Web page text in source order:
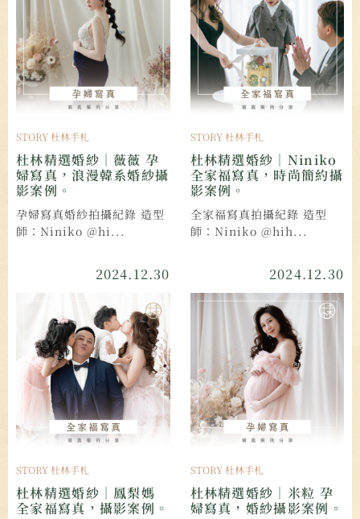
STORY 杜林手札
杜林精選婚紗｜薇薇 孕
婦寫真，浪漫韓系婚紗攝
影案例。
孕婦寫真婚紗拍攝紀錄 造型
師：Niniko @hi...
STORY 杜林手札
杜林精選婚紗｜Niniko
全家福寫真，時尚簡約攝
影案例。
全家福寫真拍攝紀錄 造型
師：Niniko @hih...
2024.12.30
STORY 杜林手札
杜林精選婚紗｜鳳梨媽
全家福寫真，攝影案例。
2024.12.30
STORY 杜林手札
杜林精選婚紗｜米粒 孕
婦寫真，婚紗攝影案例。